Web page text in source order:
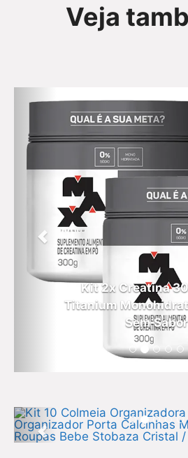
Veja
Kit 2x Creatina
Titanium
Sem Sabor
Kit 10 Colmeia
Gaveta